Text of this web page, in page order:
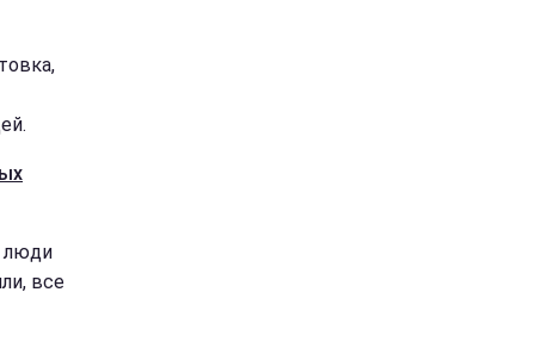
люди
все